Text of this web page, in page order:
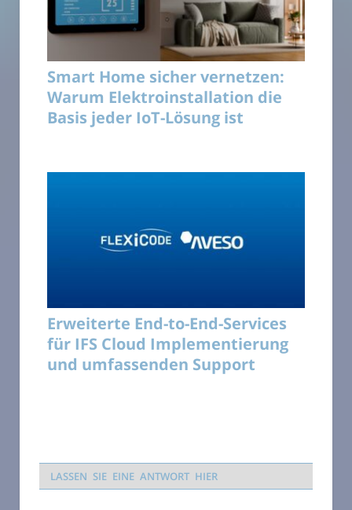
Smart Home sicher vernetzen:
Warum Elektroinstallation die
Basis jeder IoT-Lösung ist
Erweiterte End-to-End-Services
für IFS Cloud Implementierung
und umfassenden Support
LASSEN SIE EINE ANTWORT HIER